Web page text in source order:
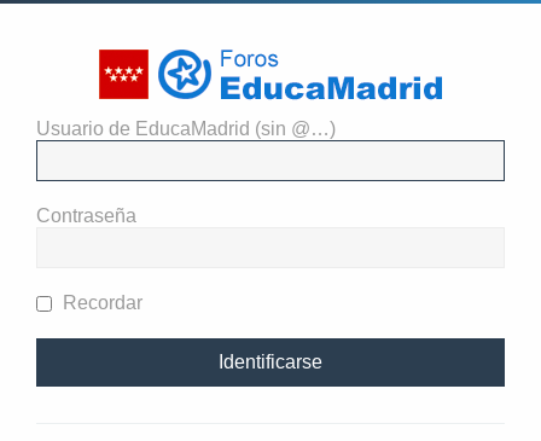
Usuario de EducaMadrid (sin @…)
Contraseña
Recordar